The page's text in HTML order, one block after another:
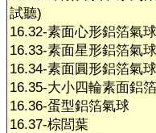
試聽)
16.32-素面心形鋁箔氣球
16.33-素面星形鋁箔氣球
16.34-素面圓形鋁箔氣球
16.35-大小四輪素面鋁
16.36-蛋型鋁箔氣球
16.37-棕閭葉